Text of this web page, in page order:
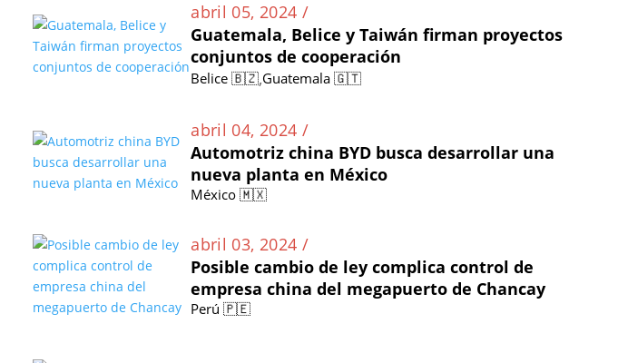
abril 05, 2024 /
Guatemala, Belice y Taiwán firman proyectos
conjuntos de cooperación
Belice 🇧🇿,Guatemala 🇬🇹
abril 04, 2024 /
Automotriz china BYD busca desarrollar una
nueva planta en México
México 🇲🇽
abril 03, 2024 /
Posible cambio de ley complica control de
empresa china del megapuerto de Chancay
Perú 🇵🇪